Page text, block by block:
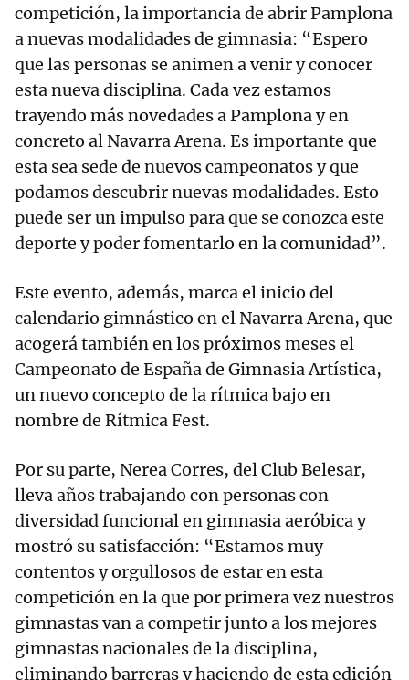
competición, la importancia de abrir Pamplona
a nuevas modalidades de gimnasia: “Espero
que las personas se animen a venir y conocer
esta nueva disciplina. Cada vez estamos
trayendo más novedades a Pamplona y en
concreto al Navarra Arena. Es importante que
esta sea sede de nuevos campeonatos y que
podamos descubrir nuevas modalidades. Esto
puede ser un impulso para que se conozca este
deporte y poder fomentarlo en la comunidad”.
Este evento, además, marca el inicio del
calendario gimnástico en el Navarra Arena, que
acogerá también en los próximos meses el
Campeonato de España de Gimnasia Artística,
un nuevo concepto de la rítmica bajo en
nombre de Rítmica Fest.
Por su parte, Nerea Corres, del Club Belesar,
lleva años trabajando con personas con
diversidad funcional en gimnasia aeróbica y
mostró su satisfacción: “Estamos muy
contentos y orgullosos de estar en esta
competición en la que por primera vez nuestros
gimnastas van a competir junto a los mejores
gimnastas nacionales de la disciplina,
eliminando barreras y haciendo de esta edición